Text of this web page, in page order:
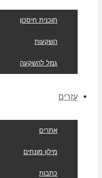
תוכנית חיסכון
השקעות
גמל להשקעה
עזרים
אתרים
מילון מונחים
כתבות